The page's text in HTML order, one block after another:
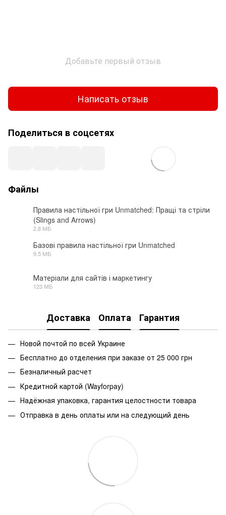
Добавьте первый отзыв
Написать отзыв
Поделиться в соцсетях
Файлы
Правила настільної гри Unmatched: Пращі та стріли
(Slings and Arrows)
2.8 МБ
Базові правила настільної гри Unmatched
9.5 МБ
Матеріали для сайтів і маркетингу
123 МБ
Доставка Оплата Гарантия
Новой почтой по всей Украине
Бесплатно до отделения при заказе от 25 000 грн
Безналичный расчет
Кредитной картой (Wayforpay)
Надёжная упаковка, гарантия целостности товара
Отправка в день оплаты или на следующий день